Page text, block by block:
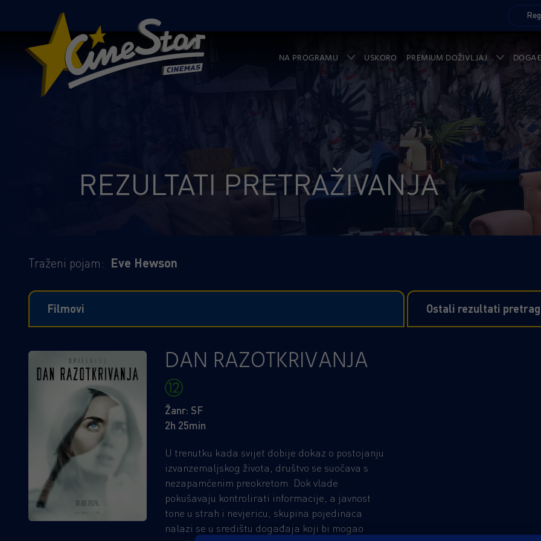
NA PROGRAMU USKORO PREMIUM DOŽIVLJAJ
REZULTATI PRETRAŽIVANJA
Traženi pojam: Eve Hewson
Filmovi Ostali rezultati
DAN RAZOTKRIVANJA
Žanr: SF
2h 25min
U trenutku kada svijet dobije dokaz o postojanju
izvanzemaljskog života, društvo se suočava s
nezapamćenim preokretom. Dok vlade
pokušavaju kontrolirati informacije, a javnost
tone u strah i nevjericu, skupina pojedinaca
nalazi se u središtu događaja koji bi mogao